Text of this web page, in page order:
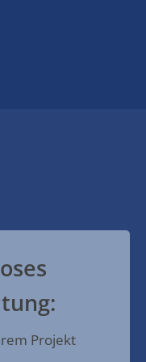
Projekt